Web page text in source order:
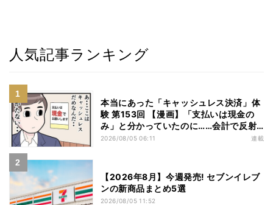
人気記事ランキング
本当にあった「キャッシュレス決済」体
験 第153回 【漫画】「支払いは現金の
み」と分かっていたのに……会計で反射
的に出してしまったものは
2026/08/05 06:11 連載
【2026年8月】今週発売! セブンイレブ
ンの新商品まとめ5選
2026/08/05 11:52